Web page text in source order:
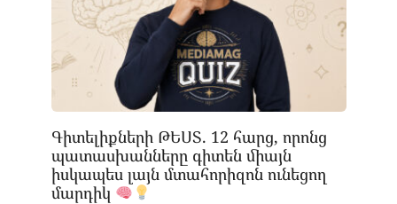
Գիտելիքների ԹԵՍՏ. 12 հարց, որոնց
պատասխանները գիտեն միայն
իսկապես լայն մտահորիզոն ունեցող
մարդիկ